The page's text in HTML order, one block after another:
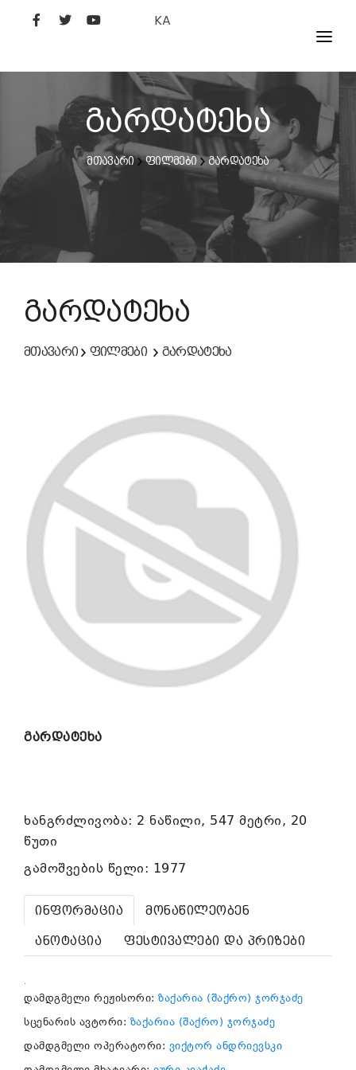
KA
ᲤᲘᲚᲛᲔᲑᲘ
ᲮᲔᲚᲝᲕᲐᲜᲘ
ᲙᲘᲜᲝᲡᲢᲣᲓᲘᲐ
ᲙᲘᲜᲝᲐᲙᲐᲓᲔᲛᲘᲐ
გარდატეხა
მთავარი ფილმები გარდატეხა
გარდატეხა
მთავარი ფილმები გარდატეხა
გარდატეხა
ხანგრძლივობა: 2 ნაწილი, 547 მეტრი, 20
წუთი
გამოშვების წელი: 1977
ინფორმაცია
მონაწილეობენ
ანოტაცია
ფესტივალები და პრიზები
.
დამდგმელი რეჟისორი: ზაქარია (შაქრო) ჯორჯაძე
სცენარის ავტორი: ზაქარია (შაქრო) ჯორჯაძე
დამდგმელი ოპერატორი: ვიქტორ ანდრიევსკი